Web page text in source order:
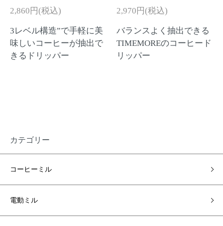
2,860円(税込)
3レベル構造”で手軽に美
味しいコーヒーが抽出で
きるドリッパー
2,970円(税込)
バランスよく抽出できる
TIMEMOREのコーヒード
リッパー
カテゴリー
コーヒーミル
電動ミル